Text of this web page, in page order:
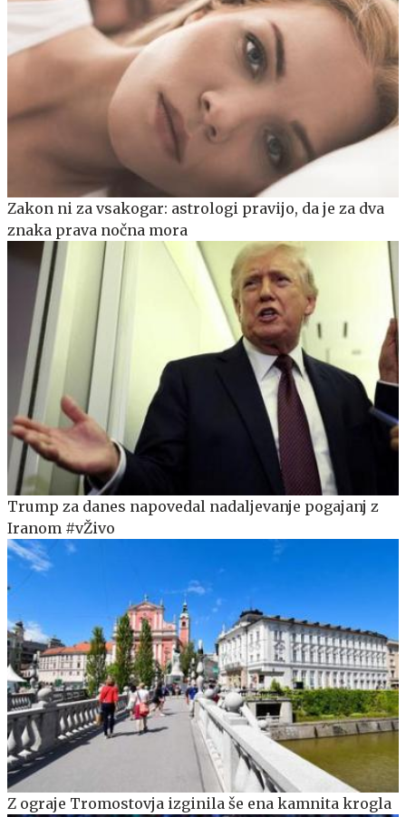
Zakon ni za vsakogar: astrologi pravijo, da je za dva
znaka prava nočna mora
Trump za danes napovedal nadaljevanje pogajanj z
Iranom #vŽivo
Z ograje Tromostovja izginila še ena kamnita krogla